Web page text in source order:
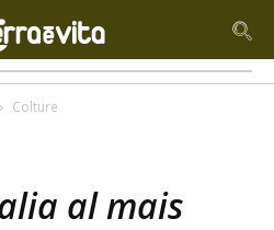
Colture
al mais